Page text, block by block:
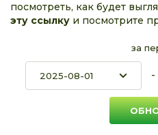
посмотреть, как будет
эту ссылку и посмотрите
за
-